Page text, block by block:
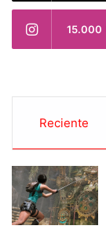
15.000
Reciente